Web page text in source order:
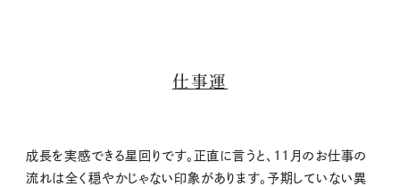
仕事運
成長を実感できる星回りです。正直に言うと、11月のお仕事の
流れは全く穏やかじゃない印象があります。予期していない異